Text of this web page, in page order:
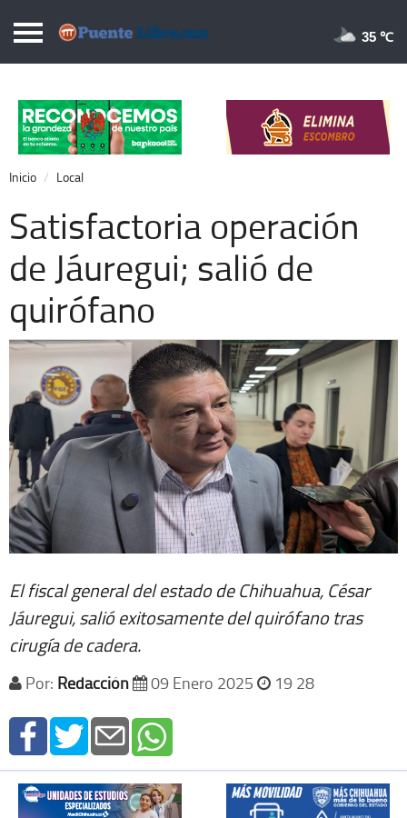
Puentelibre.mx
Local
Nacional
Opinión
Cronos
Economía
Espectáculos
Deportes
Extra +
35 ℃
Inicio Local
Satisfactoria operación
de Jáuregui; salió de
quirófano
El fiscal general del estado de Chihuahua, César
Jáuregui, salió exitosamente del quirófano tras
cirugía de cadera.
Por: Redacción 09 Enero 2025 19 28